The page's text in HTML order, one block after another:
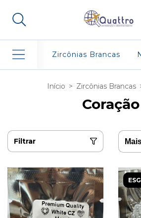
Zircônias Brancas
Início > Zircônias Brancas
Coração
Filtrar